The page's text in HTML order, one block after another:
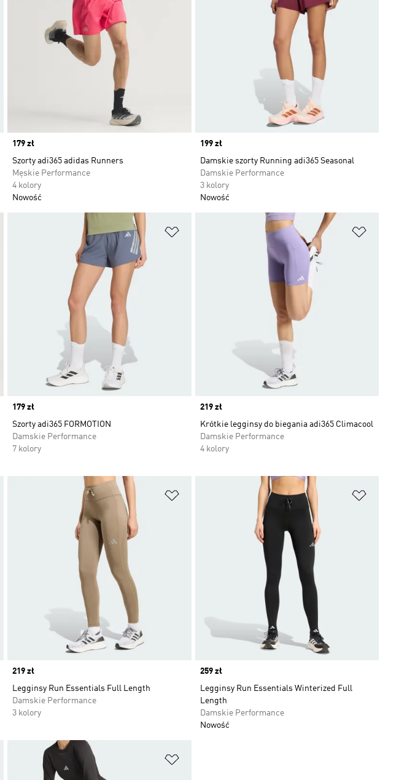
Price
179 zł
Szorty adi365 adidas Runners
Męskie Performance
4 kolory
Nowość
Price
199 zł
Damskie szorty Running adi365 Seasonal
Damskie Performance
3 kolory
Nowość
Dodaj do listy życzeń
Price
179 zł
Szorty adi365 FORMOTION
Damskie Performance
7 kolory
Price
219 zł
Krótkie legginsy do biegania adi365 Climacool
Damskie Performance
4 kolory
Dodaj do listy życzeń
Price
219 zł
Legginsy Run Essentials Full Length
Damskie Performance
3 kolory
Price
259 zł
Legginsy Run Essentials Winterized Full
Length
Damskie Performance
Nowość
do listy życzeń